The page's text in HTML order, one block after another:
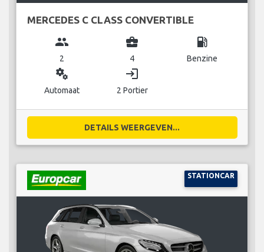
MERCEDES C CLASS CONVERTIBLE
group
2
business_center
4
local_gas_station
Benzine
miscellaneous_services
Automaat
login
2 Portier
DETAILS WEERGEVEN...
STATIONCAR